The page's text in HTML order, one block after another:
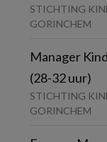
STICHTING
GORINCHEM
Manager
(28-32 uur)
STICHTING
GORINCHEM